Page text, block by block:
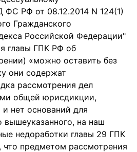
ФС РФ от 08.12.2014 N 124(1)
Гражданского
Российской Федерации"
главы ГПК РФ об
«можно оставить без
они содержат
рассмотрения дел
общей юрисдикции,
нет оснований для
на наш
недоработки главы 29 ГПК
что предметом рассмотрения